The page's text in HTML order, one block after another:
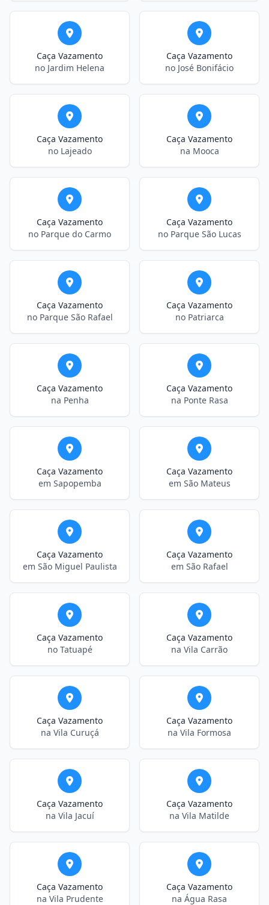
Caça Vazamento
no Jardim Helena
Caça Vazamento
no José Bonifácio
Caça Vazamento
no Lajeado
Caça Vazamento
na Mooca
Caça Vazamento
no Parque do Carmo
Caça Vazamento
no Parque São Lucas
Caça Vazamento
no Parque São Rafael
Caça Vazamento
no Patriarca
Caça Vazamento
na Penha
Caça Vazamento
na Ponte Rasa
Caça Vazamento
em Sapopemba
Caça Vazamento
em São Mateus
Caça Vazamento
em São Miguel Paulista
Caça Vazamento
em São Rafael
Caça Vazamento
no Tatuapé
Caça Vazamento
na Vila Carrão
Caça Vazamento
na Vila Curuçá
Caça Vazamento
na Vila Formosa
Caça Vazamento
na Vila Jacuí
Caça Vazamento
na Vila Matilde
Caça Vazamento
na Vila Prudente
Caça Vazamento
na Água Rasa